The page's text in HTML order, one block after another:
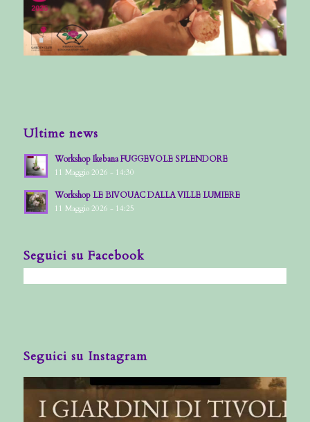
Ultime news
Workshop Ikebana FUGGEVOLE SPLENDORE
11 Maggio 2026 - 14:30
Workshop LE BIVOUAC DALLA VILLE LUMIERE
11 Maggio 2026 - 14:25
Seguici su Facebook
Seguici su Instagram